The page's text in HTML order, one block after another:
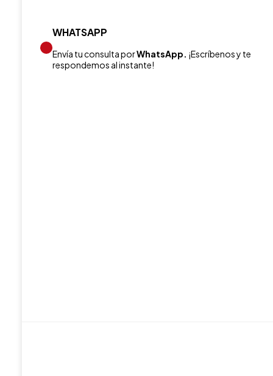
WHATSAPP
Envía tu consulta porWhatsApp. ¡Escríbenos y te
respondemos al instante!